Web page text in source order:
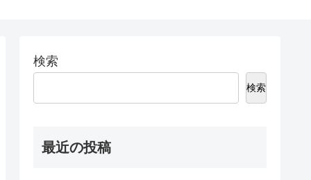
検索
検索
最近の投稿